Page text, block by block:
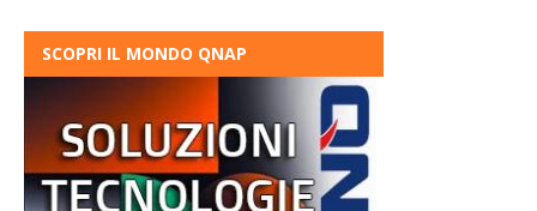
SCOPRI IL MONDO QNAP